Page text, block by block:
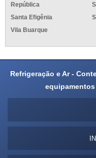
República
Santa Efigênia
Vila Buarque
Refrigeração e Ar -